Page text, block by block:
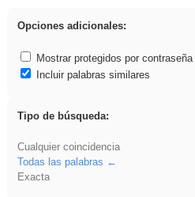
Opciones adicionales:
Mostrar protegidos por contraseña
Incluir palabras similares
Tipo de búsqueda:
Cualquier coincidencia
Todas las palabras
Exacta